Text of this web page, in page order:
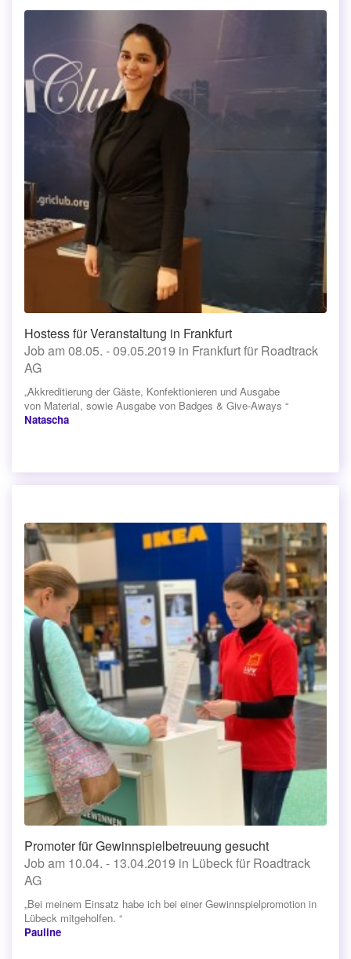
Hostess für Veranstaltung in Frankfurt
Job am 08.05. - 09.05.2019 in Frankfurt für Roadtrack
AG
„Akkreditierung der Gäste, Konfektionieren und Ausgabe
von Material, sowie Ausgabe von Badges & Give-Aways “
Natascha
Promoter für Gewinnspielbetreuung gesucht
Job am 10.04. - 13.04.2019 in Lübeck für Roadtrack
AG
„Bei meinem Einsatz habe ich bei einer Gewinnspielpromotion in
Lübeck mitgeholfen. “
Pauline